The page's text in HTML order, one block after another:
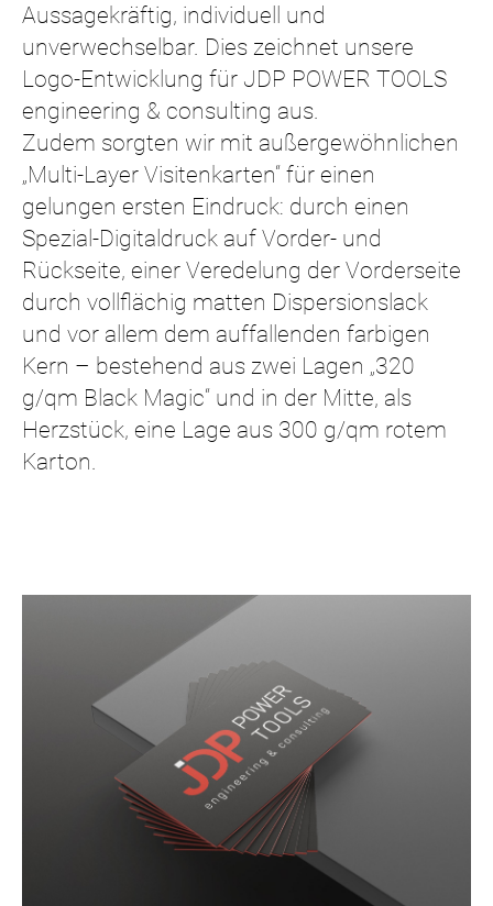
Aussagekräftig, individuell und
unverwechselbar. Dies zeichnet unsere
Logo-Entwicklung für JDP POWER TOOLS
engineering & consulting aus.
Zudem sorgten wir mit außergewöhnlichen
„Multi-Layer Visitenkarten“ für einen
gelungen ersten Eindruck: durch einen
Spezial-Digitaldruck auf Vorder- und
Rückseite, einer Veredelung der Vorderseite
durch vollflächig matten Dispersionslack
und vor allem dem auffallenden farbigen
Kern – bestehend aus zwei Lagen „320
g/qm Black Magic“ und in der Mitte, als
Herzstück, eine Lage aus 300 g/qm rotem
Karton.